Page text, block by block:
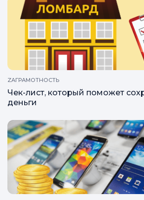
ZAГРАМОТНОСТЬ
Чек-лист, который поможет
деньги